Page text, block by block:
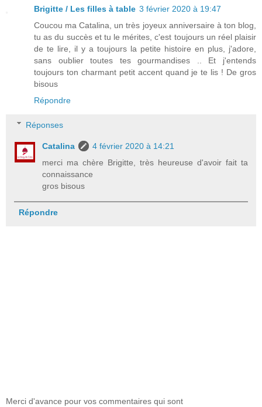
Brigitte / Les filles à table 3 février 2020 à 19:47
Coucou ma Catalina, un très joyeux anniversaire à ton blog,
tu as du succès et tu le mérites, c'est toujours un réel plaisir
de te lire, il y a toujours la petite histoire en plus, j'adore,
sans oublier toutes tes gourmandises .. Et j'entends
toujours ton charmant petit accent quand je te lis ! De gros
bisous
Répondre
Réponses
Catalina
4 février 2020 à 14:21
merci ma chère Brigitte, très heureuse d'avoir fait ta
connaissance
gros bisous
Répondre
Merci d'avance pour vos commentaires qui sont